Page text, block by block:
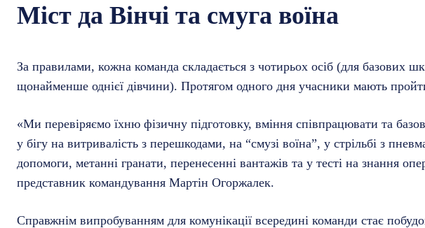
Міст да Вінчі та смуга воїна
За правилами, кожна команда складається з чотирьох осіб (для базових
щонайменше однієї дівчини). Протягом одного дня учасники мають
«Ми перевіряємо їхню фізичну підготовку, вміння співпрацювати та
у бігу на витривалість з перешкодами, на “смузі воїна”, у стрільбі з
допомоги, метанні гранати, перенесенні вантажів та у тесті на знання
представник командування Мартін Огоржалек.
Справжнім випробуванням для комунікації всередині команди стає